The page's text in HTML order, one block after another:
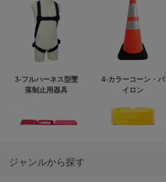
3-フルハーネス型墜
落制止用器具
4-カラーコーン・パ
イロン
ジャンルから探す